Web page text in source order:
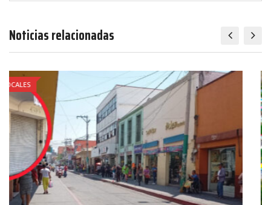
Noticias relacionadas
LOCALES